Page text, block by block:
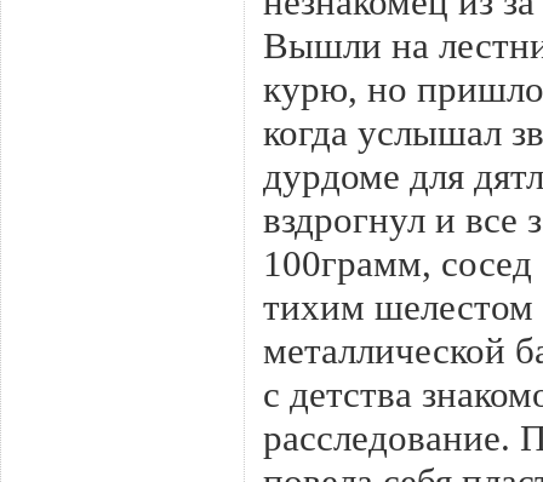
Вышли на
курю, но
когда услышал
дурдоме для
вздрогнул и все
100грамм,
тихим шелестом
металлической
с детства
расследование.